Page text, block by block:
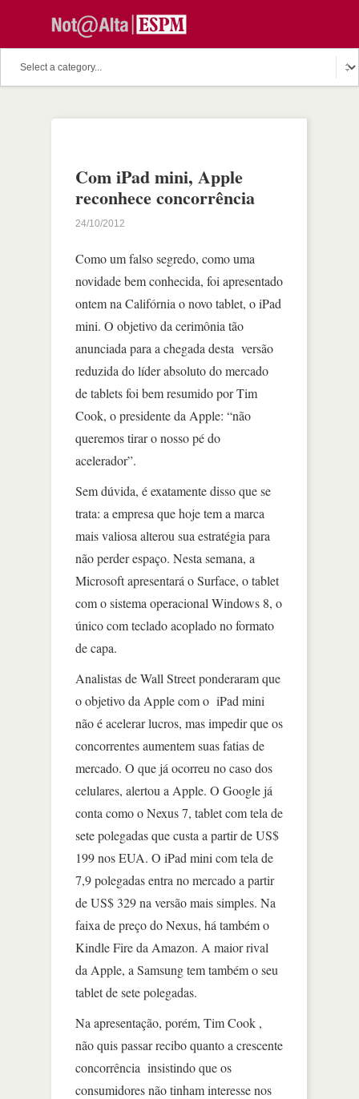
Com iPad mini, Apple
reconhece concorrência
24/10/2012
Como um falso segredo, como uma
novidade bem conhecida, foi apresentado
ontem na Califórnia o novo tablet, o iPad
mini. O objetivo da cerimônia tão
anunciada para a chegada desta versão
reduzida do líder absoluto do mercado
de tablets foi bem resumido por Tim
Cook, o presidente da Apple: “não
queremos tirar o nosso pé do
acelerador”.
Sem dúvida, é exatamente disso que se
trata: a empresa que hoje tem a marca
mais valiosa alterou sua estratégia para
não perder espaço. Nesta semana, a
Microsoft apresentará o Surface, o tablet
com o sistema operacional Windows 8, o
único com teclado acoplado no formato
de capa.
Analistas de Wall Street ponderaram que
o objetivo da Apple com o iPad mini
não é acelerar lucros, mas impedir que os
concorrentes aumentem suas fatias de
mercado. O que já ocorreu no caso dos
celulares, alertou a Apple. O Google já
conta como o Nexus 7, tablet com tela de
sete polegadas que custa a partir de US$
199 nos EUA. O iPad mini com tela de
7,9 polegadas entra no mercado a partir
de US$ 329 na versão mais simples. Na
faixa de preço do Nexus, há também o
Kindle Fire da Amazon. A maior rival
da Apple, a Samsung tem também o seu
tablet de sete polegadas.
Na apresentação, porém, Tim Cook ,
não quis passar recibo quanto a crescente
concorrência insistindo que os
consumidores não tinham interesse nos